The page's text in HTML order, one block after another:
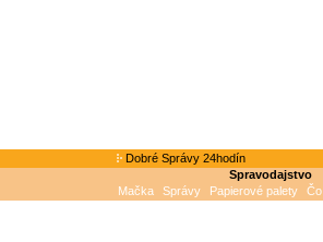
Dobré Správy 24hodín
Spravodajstvo
Mačka
Správy Papierové palety